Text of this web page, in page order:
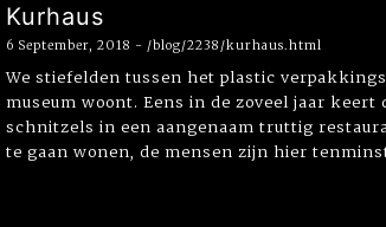
Kurhaus
6 September, 2018 - /blog/2238/kurhaus.html
We stiefelden tussen het plastic
museum woont. Eens in de zoveel jaar
schnitzels in een aangenaam truttig
te gaan wonen, de mensen zijn hier